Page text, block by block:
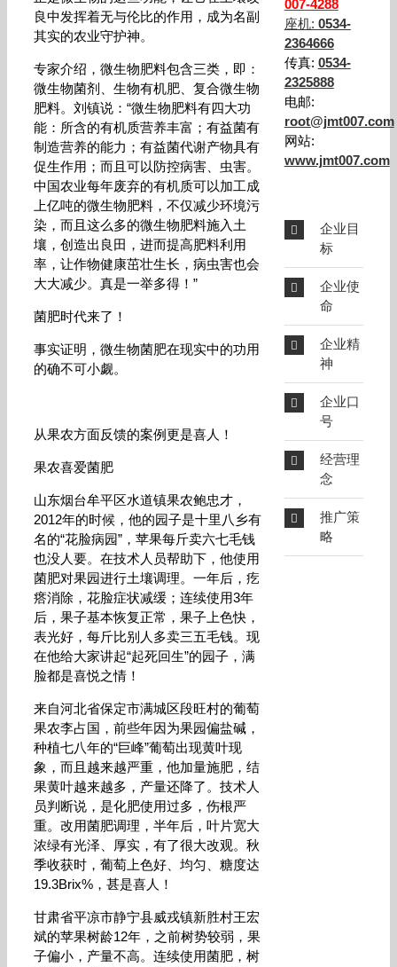
良中发挥着无与伦比的作用，成为名副
其实的农业守护神。
专家介绍，微生物肥料包含三类，即：
微生物菌剂、生物有机肥、复合微生物
肥料。刘镇说：“微生物肥料有四大功
能：所含的有机质营养丰富；有益菌有
制造营养的能力；有益菌代谢产物具有
促生作用；而且可以防控病害、虫害。
中国农业每年废弃的有机质可以加工成
上亿吨的微生物肥料，不仅减少环境污
染，而且这么多的微生物肥料施入土
壤，创造出良田，进而提高肥料利用
率，让作物健康茁壮生长，病虫害也会
大大减少。真是一举多得！”
菌肥时代来了！
事实证明，微生物菌肥在现实中的功用
的确不可小觑。
从果农方面反馈的案例更是喜人！
果农喜爱菌肥
山东烟台牟平区水道镇果农鲍忠才，
2012年的时候，他的园子是十里八乡有
名的“花脸病园”，苹果每斤卖六七毛钱
也没人要。在技术人员帮助下，他使用
菌肥对果园进行土壤调理。一年后，疙
瘩消除，花脸症状减缓；连续使用3年
后，果子基本恢复正常，果子上色快，
表光好，每斤比别人多卖三五毛钱。现
在他给大家讲起“起死回生”的园子，满
脸都是喜悦之情！
来自河北省保定市满城区段旺村的葡萄
果农李占国，前些年因为果园偏盐碱，
种植七八年的“巨峰”葡萄出现黄叶现
象，而且越来越严重，他加量施肥，结
果黄叶越来越多，产量还降了。技术人
员判断说，是化肥使用过多，伤根严
重。改用菌肥调理，半年后，叶片宽大
浓绿有光泽、厚实，有了很大改观。秋
季收获时，葡萄上色好、均匀、糖度达
19.3Brix%，甚是喜人！
甘肃省平凉市静宁县威戎镇新胜村王宏
斌的苹果树龄12年，之前树势较弱，果
子偏小，产量不高。连续使用菌肥，树
007-4288
座机: 0534-
2364666
传真: 0534-
2325888
电邮:
root@jmt007.com
网站:
www.jmt007.com
企业目
标
企业使
命
企业精
神
企业口
号
经营理
念
推广策
略